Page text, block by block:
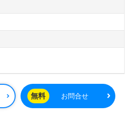
ループ/社会福祉法人薫風会（本
運営です。岡山県を中心に特別養
ステーション、デイサービス、シ
有料老人ホーム、小規模多機能型
居宅介護、居宅介護支援事業を展
の職員様が活躍中！小規模多機能
イ併設の事業所様！◎
ある方をお迎えします。特別養護
無料 お問合せ